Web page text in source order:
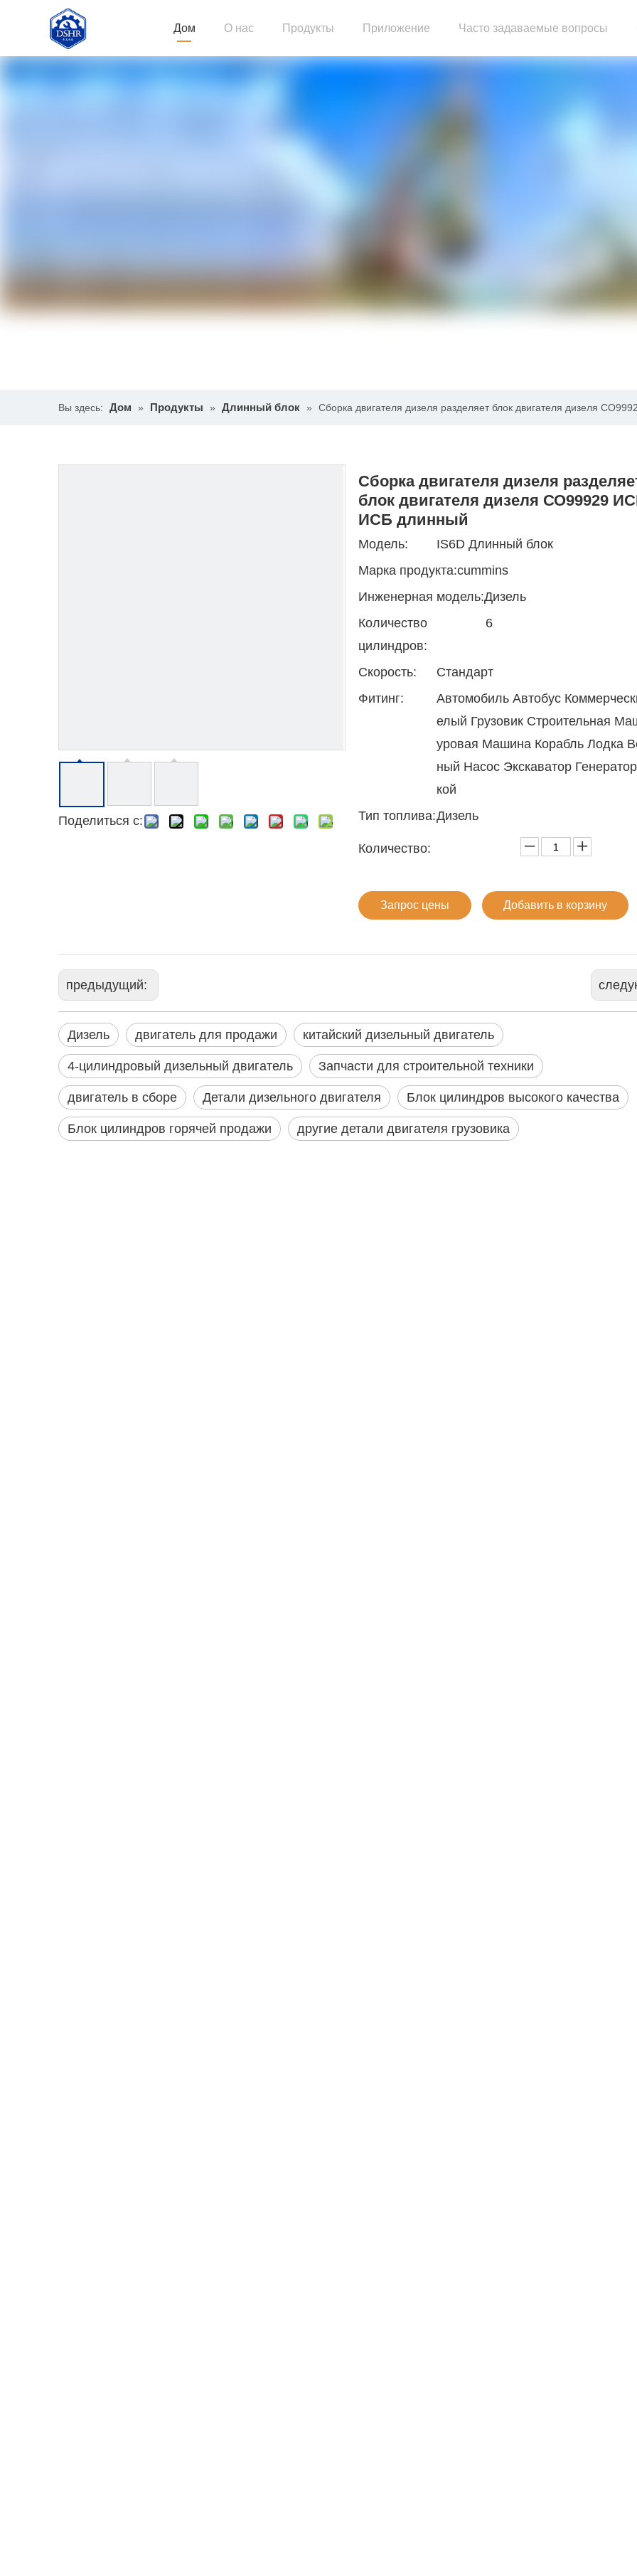
Дом О нас Продукты Приложение Часто задаваемые вопросы
Вы здесь: Дом » Продукты » Длинный блок » Сборка двигателя дизеля разделяет блок двигателя дизеля
Поделиться с:
Сборка двигателя дизеля
блок двигателя дизеля СО99929
ИСБ длинный
Модель:
IS6D Длинный блок
Марка продукта:cummins
Инженерная модель:Дизель
Количество
цилиндров:
6
Скорость:
Стандарт
Фитинг:
Автомобиль Автобус
елый Грузовик Строительная
уровая Машина Корабль Лодка
ный Насос Экскаватор
кой
Тип топлива:Дизель
Количество:
Запрос цены Добавить в корзину
предыдущий:
Дизель двигатель для продажи китайский дизельный двигатель
4-цилиндровый дизельный двигатель Запчасти для строительной техники
двигатель в сборе Детали дизельного двигателя Блок цилиндров высокого качества
Блок цилиндров горячей продажи другие детали двигателя грузовика